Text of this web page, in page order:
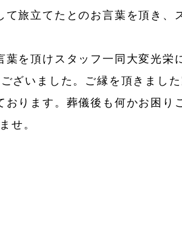
旅立てたとのお言葉を頂き、
を頂けスタッフ一同大変光栄
ざいました。ご縁を頂きました
ります。葬儀後も何かお困り
せ。